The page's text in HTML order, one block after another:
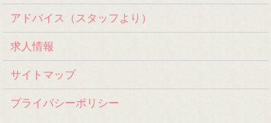
アドバイス（スタッフより）
求人情報
サイトマップ
プライバシーポリシー